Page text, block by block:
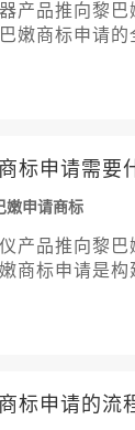
产品推向黎巴
嫩商标申请的
公告异议期
本文将为您
提供一套详
标申请，为品
标申请需要
嫩申请商标
产品推向黎巴
商标申请是构
细规格及准
的常见误区
实用策略，
标申请的流